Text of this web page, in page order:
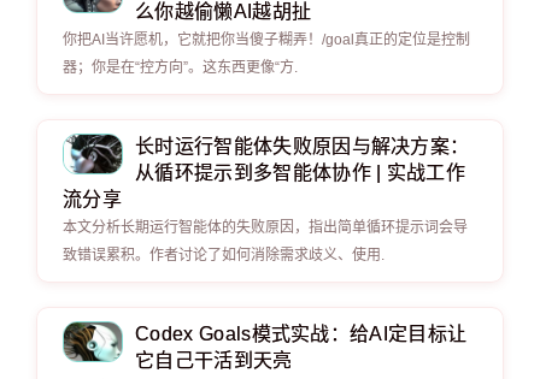
么你越偷懒AI越胡扯
你把AI当许愿机，它就把你当傻子糊弄！/goal真正的定位是控制
器；你是在“控方向”。这东西更像“方.
长时运行智能体失败原因与解决方案：
从循环提示到多智能体协作 | 实战工作
流分享
本文分析长期运行智能体的失败原因，指出简单循环提示词会导
致错误累积。作者讨论了如何消除需求歧义、使用.
Codex Goals模式实战：给AI定目标让
它自己干活到天亮